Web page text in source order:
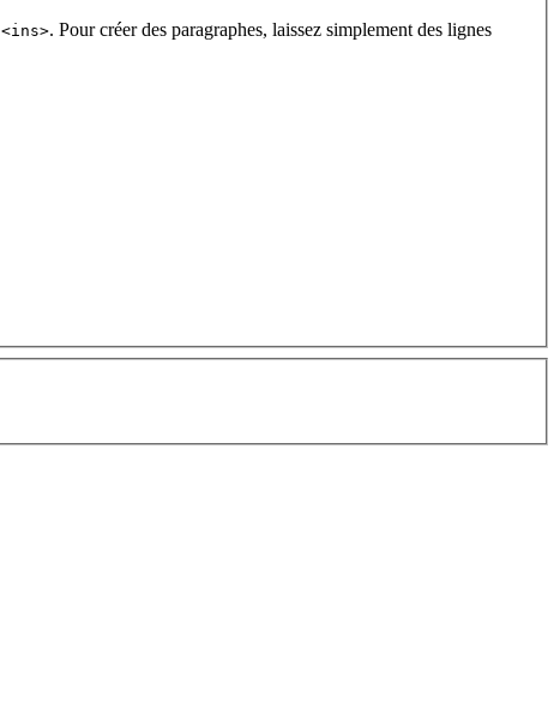
<ins>. Pour créer des paragraphes, laissez simplement des lignes